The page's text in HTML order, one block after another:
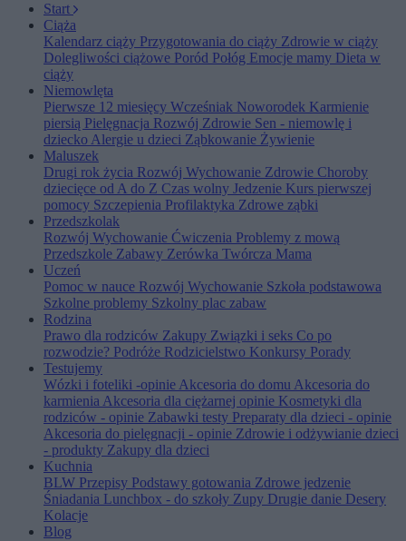
Start
Ciąża
Kalendarz ciąży Przygotowania do ciąży Zdrowie w ciąży
Dolegliwości ciążowe Poród Połóg Emocje mamy Dieta w
ciąży
Niemowlęta
Pierwsze 12 miesięcy Wcześniak Noworodek Karmienie
piersią Pielęgnacja Rozwój Zdrowie Sen - niemowlę i
dziecko Alergie u dzieci Ząbkowanie Żywienie
Maluszek
Drugi rok życia Rozwój Wychowanie Zdrowie Choroby
dziecięce od A do Z Czas wolny Jedzenie Kurs pierwszej
pomocy Szczepienia Profilaktyka Zdrowe ząbki
Przedszkolak
Rozwój Wychowanie Ćwiczenia Problemy z mową
Przedszkole Zabawy Zerówka Twórcza Mama
Uczeń
Pomoc w nauce Rozwój Wychowanie Szkoła podstawowa
Szkolne problemy Szkolny plac zabaw
Rodzina
Prawo dla rodziców Zakupy Związki i seks Co po
rozwodzie? Podróże Rodzicielstwo Konkursy Porady
Testujemy
Wózki i foteliki -opinieAkcesoria do domu Akcesoria do
karmieniaAkcesoria dla ciężarnej opinie Kosmetyki dla
rodziców - opinie Zabawki testy Preparaty dla dzieci - opinie
Akcesoria do pielęgnacji - opinie Zdrowie i odżywianie dzieci
- produkty Zakupy dla dzieci
Kuchnia
BLW Przepisy Podstawy gotowania Zdrowe jedzenie
Śniadania Lunchbox - do szkoły Zupy Drugie danie Desery
Kolacje
Blog